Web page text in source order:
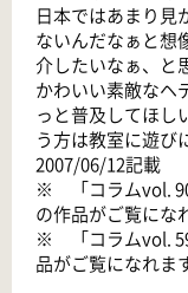
日本ではあまり見
ないんだなぁと想
介したいなぁ、と
かわいい素敵なヘ
っと普及してほし
う方は教室に遊び
2007/06/12記載
※ 「コラムvol.
の作品がご覧にな
※ 「コラムvol.
品がご覧になれま